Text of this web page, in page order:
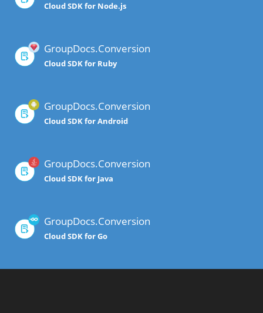
Cloud SDK for Node.js
GroupDocs.Conversion
Cloud SDK for Ruby
GroupDocs.Conversion
Cloud SDK for Android
GroupDocs.Conversion
Cloud SDK for Java
GroupDocs.Conversion
Cloud SDK for Go